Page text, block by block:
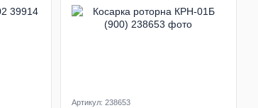
Артикул: 238653